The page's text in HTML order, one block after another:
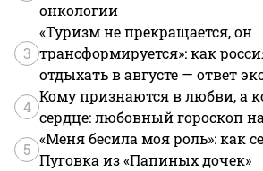
онкологии
3
«Туризм не прекращается, он
трансформируется»: как
отдыхать в августе — ответ
4
Кому признаются в любви, а
сердце: любовный гороскоп
5
«Меня бесила моя роль»: как
Пуговка из «Папиных дочек»